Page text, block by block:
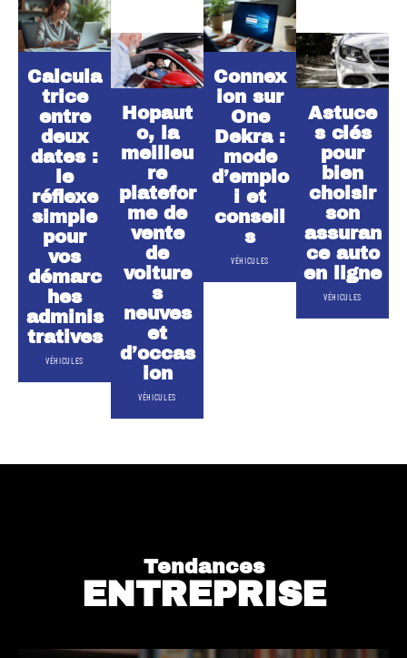
Calcula
trice
entre
deux
dates :
le
réflexe
simple
pour
vos
démarc
hes
adminis
tratives
VÉHICULES
Hopaut
o, la
meilleu
re
platefor
me de
vente
de
voiture
s
neuves
et
d’occas
ion
VÉHICULES
Connex
ion sur
One
Dekra :
mode
d’emplo
i et
conseil
s
VÉHICULES
Astuce
s clés
pour
bien
choisir
son
assuran
ce auto
en ligne
VÉHICULES
Tendances
ENTREPRISE